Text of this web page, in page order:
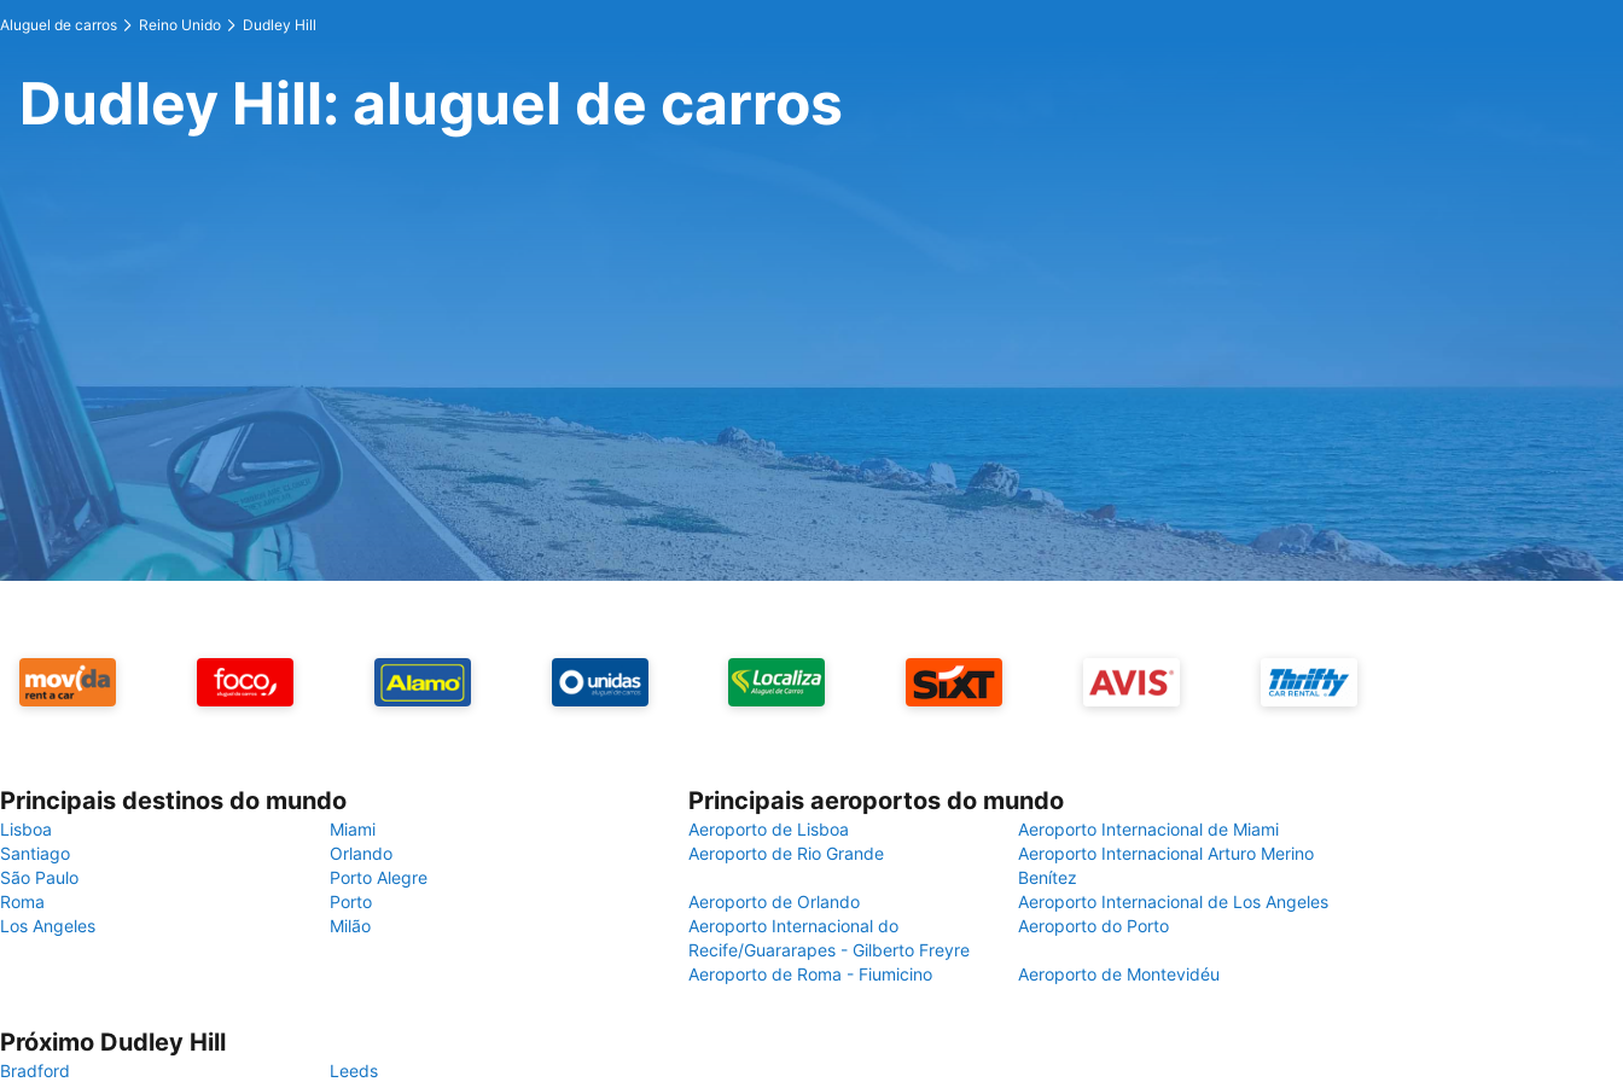
Aluguel de carros Reino Unido Dudley Hill
Dudley Hill: aluguel de carros
Principais destinos do mundo
Lisboa
Miami
Santiago
Orlando
São Paulo
Porto Alegre
Roma
Porto
Los Angeles
Milão
Principais aeroportos do mundo
Aeroporto de Lisboa
Aeroporto Internacional de Miami
Aeroporto de Rio Grande
Aeroporto Internacional Arturo Merino
Benítez
Aeroporto de Orlando
Aeroporto Internacional de Los Angeles
Aeroporto Internacional do
Recife/Guararapes - Gilberto Freyre
Aeroporto do Porto
Aeroporto de Roma - Fiumicino Aeroporto de Montevidéu
Próximo Dudley Hill
Bradford Leeds